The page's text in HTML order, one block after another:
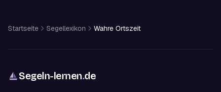
Startseite Segellexikon Wahre Ortszeit
Segeln-lernen.de